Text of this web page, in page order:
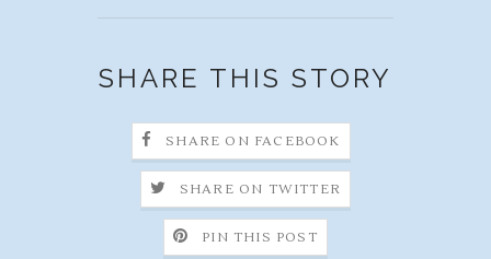
SHARE THIS STORY
SHARE ON FACEBOOK
SHARE ON TWITTER
PIN THIS POST